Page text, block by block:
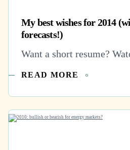
My best wishes for 2014
forecasts!)
Want a short resume?
READ MORE